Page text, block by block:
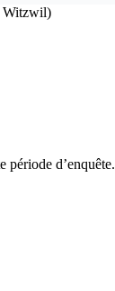
Witzwil)
période d’enquête.